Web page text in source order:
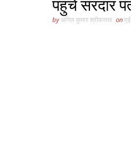
byअनिल कुमार श्रीवास्तव on